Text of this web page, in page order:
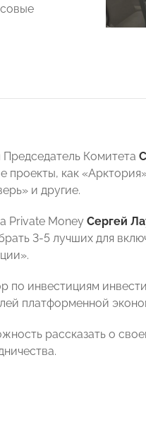
Комитета
как
и другие.
Private Money Сергей
3-5 лучших для
по инвестициям
платформенной
рассказать о